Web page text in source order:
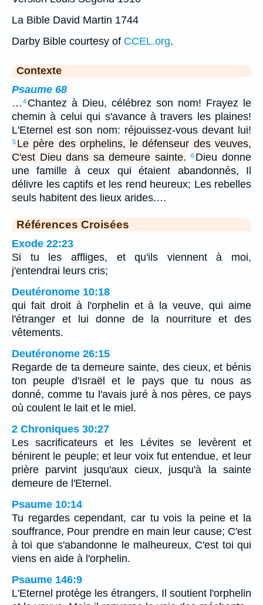
La Bible David Martin 1744
Darby Bible courtesy of CCEL.org.
Contexte
Psaume 68
… 4 Chantez à Dieu, célébrez son nom! Frayez le
chemin à celui qui s'avance à travers les plaines!
L'Eternel est son nom: réjouissez-vous devant lui!
5 Le père des orphelins, le défenseur des veuves,
C'est Dieu dans sa demeure sainte.
6 Dieu donne
une famille à ceux qui étaient abandonnés, Il
délivre les captifs et les rend heureux; Les rebelles
seuls habitent des lieux arides.…
Références Croisées
Exode 22:23
Si tu les affliges, et qu'ils viennent à moi,
j'entendrai leurs cris;
Deutéronome 10:18
qui fait droit à l'orphelin et à la veuve, qui aime
l'étranger et lui donne de la nourriture et des
vêtements.
Deutéronome 26:15
Regarde de ta demeure sainte, des cieux, et bénis
ton peuple d'Israël et le pays que tu nous as
donné, comme tu l'avais juré à nos pères, ce pays
où coulent le lait et le miel.
2 Chroniques 30:27
Les sacrificateurs et les Lévites se levèrent et
bénirent le peuple; et leur voix fut entendue, et leur
prière parvint jusqu'aux cieux, jusqu'à la sainte
demeure de l'Eternel.
Psaume 10:14
Tu regardes cependant, car tu vois la peine et la
souffrance, Pour prendre en main leur cause; C'est
à toi que s'abandonne le malheureux, C'est toi qui
viens en aide à l'orphelin.
Psaume 146:9
L'Eternel protège les étrangers, Il soutient l'orphelin